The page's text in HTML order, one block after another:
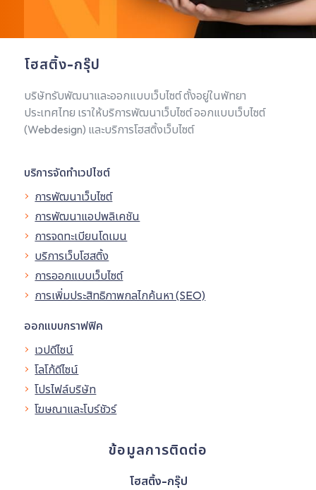
โฮสติ้ง-กรุ๊ป
บริษัทรับพัฒนาและออกแบบเว็บไซต์ ตั้งอยู่ในพัทยา
ประเทศไทย เราให้บริการพัฒนาเว็บไซต์ ออกแบบเว็บไซต์
(Webdesign) และบริการโฮสติ้งเว็บไซต์
บริการจัดทำเวปไซต์
การพัฒนาเว็บไซต์
การพัฒนาแอปพลิเคชัน
การจดทะเบียนโดเมน
บริการเว็บโฮสติ้ง
การออกแบบเว็บไซต์
การเพิ่มประสิทธิภาพกลไกค้นหา (SEO)
ออกแบบกราฟฟิค
เวปดีไซน์
โลโก้ดีไซน์
โปรไฟล์บริษัท
โฆษณาและโบร์ชัวร์
ข้อมูลการติดต่อ
โฮสติ้ง-กรุ๊ป